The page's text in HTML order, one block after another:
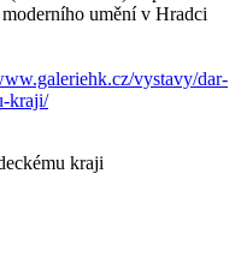
umění v Hradci
vystavy/dar-
kraji/